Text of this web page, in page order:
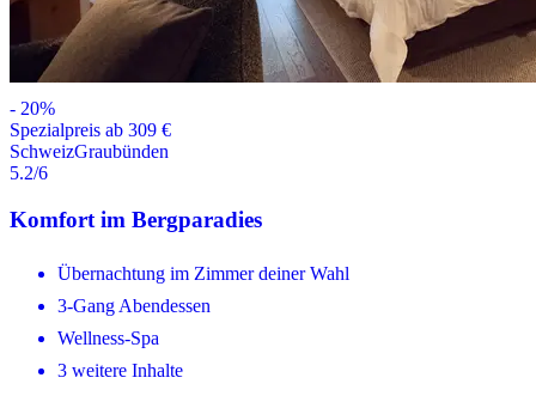
- 20%
Spezialpreis ab 309 €
SchweizGraubünden
5.2/6
Komfort im Bergparadies
Übernachtung im Zimmer deiner Wahl
3-Gang Abendessen
Wellness-Spa
3 weitere Inhalte